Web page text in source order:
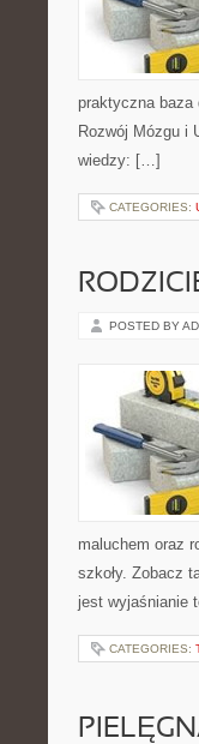
praktyczna baza
Rozwój Mózgu i
wiedzy: […]
CATEGORIES:
POSTED BY
maluchem oraz
szkoły. Zobacz
jest wyjaśnianie
CATEGORIES: